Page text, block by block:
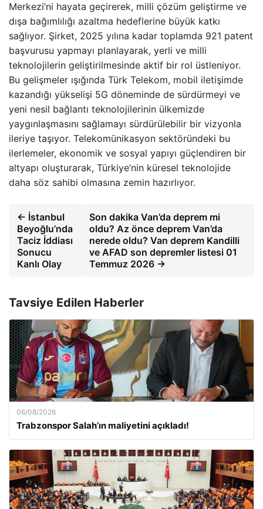
Merkezi’ni hayata geçirerek, milli çözüm geliştirme ve
dışa bağımlılığı azaltma hedeflerine büyük katkı
sağlıyor. Şirket, 2025 yılına kadar toplamda 921 patent
başvurusu yapmayı planlayarak, yerli ve milli
teknolojilerin geliştirilmesinde aktif bir rol üstleniyor.
Bu gelişmeler ışığında Türk Telekom, mobil iletişimde
kazandığı yükselişi 5G döneminde de sürdürmeyi ve
yeni nesil bağlantı teknolojilerinin ülkemizde
yaygınlaşmasını sağlamayı sürdürülebilir bir vizyonla
ileriye taşıyor. Telekomünikasyon sektöründeki bu
ilerlemeler, ekonomik ve sosyal yapıyı güçlendiren bir
altyapı oluşturarak, Türkiye’nin küresel teknolojide
daha söz sahibi olmasına zemin hazırlıyor.
← İstanbul
Beyoğlu’nda
Taciz İddiası
Sonucu
Kanlı Olay
Son dakika Van’da deprem mi
oldu? Az önce deprem Van’da
nerede oldu? Van deprem Kandilli
ve AFAD son depremler listesi 01
Temmuz 2026 →
Tavsiye Edilen Haberler
06/08/2026
Trabzonspor Salah’ın maliyetini açıkladı!